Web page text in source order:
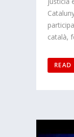
català,
READ